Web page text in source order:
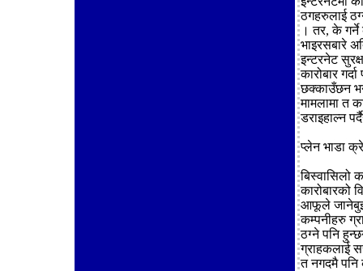
ठगहरुलाई
। तर, के
भाइरसबारे
इन्टरनेट
कारोबार
छक्काउँछन
मामलामा त
डराइहाल्न
प्लेन भाडा
बिस्वासिलो
कारोबारको
आफूले
कम्पनीहरु
ठग्ने पनि
ग्राहकलाई
त नगदमै पनि